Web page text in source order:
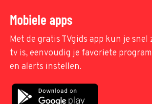
Mobiele apps
Met de gratis TVgids app kun je snel
tv is, eenvoudig je favoriete
en alerts instellen.